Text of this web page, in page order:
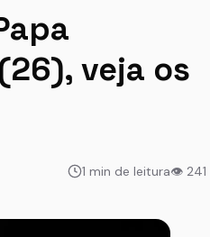
veja os
1 min de leitura👁 241